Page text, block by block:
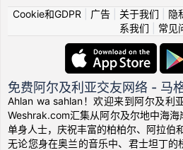
Cookie和GDPR
广告| 关于我们 隐
系我们
常见
免费阿尔及利亚交友网络 - 马
Ahlan wa sahlan！欢迎来到阿尔及利
Weshrak.com汇集从阿尔及尔地中海
单身人士，庆祝丰富的柏柏尔、阿拉伯
无论您身在奥兰的音乐中、君士坦丁的